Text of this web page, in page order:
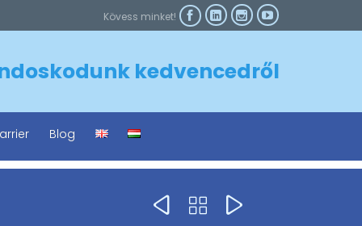
Kövess minket!    
kedvencedről
Blog
  